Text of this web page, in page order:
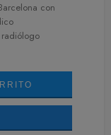
con